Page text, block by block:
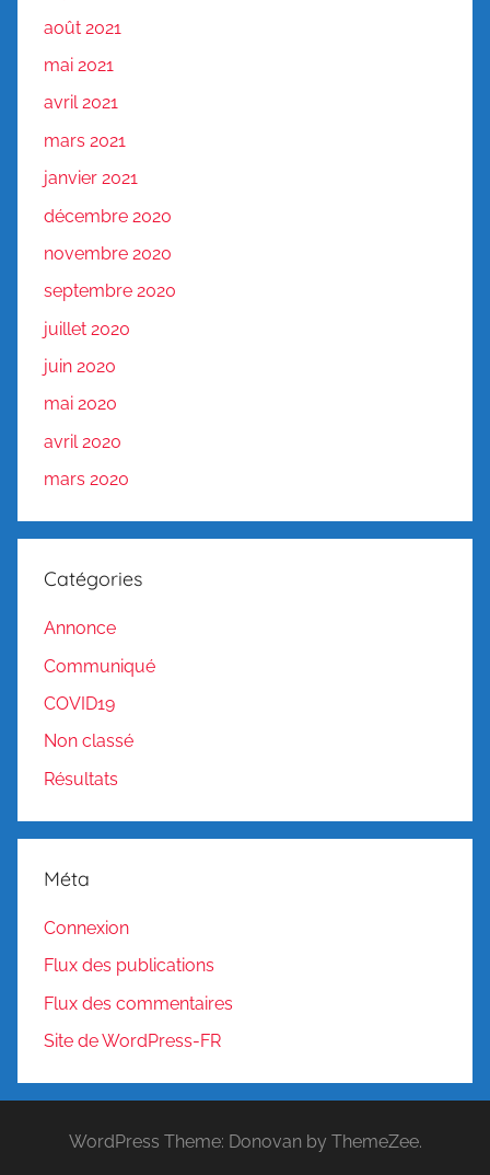
août 2021
mai 2021
avril 2021
mars 2021
janvier 2021
décembre 2020
novembre 2020
septembre 2020
juillet 2020
juin 2020
mai 2020
avril 2020
mars 2020
Catégories
Annonce
Communiqué
COVID19
Non classé
Résultats
Méta
Connexion
Flux des publications
Flux des commentaires
Site de WordPress-FR
WordPress Theme: Donovan by ThemeZee.